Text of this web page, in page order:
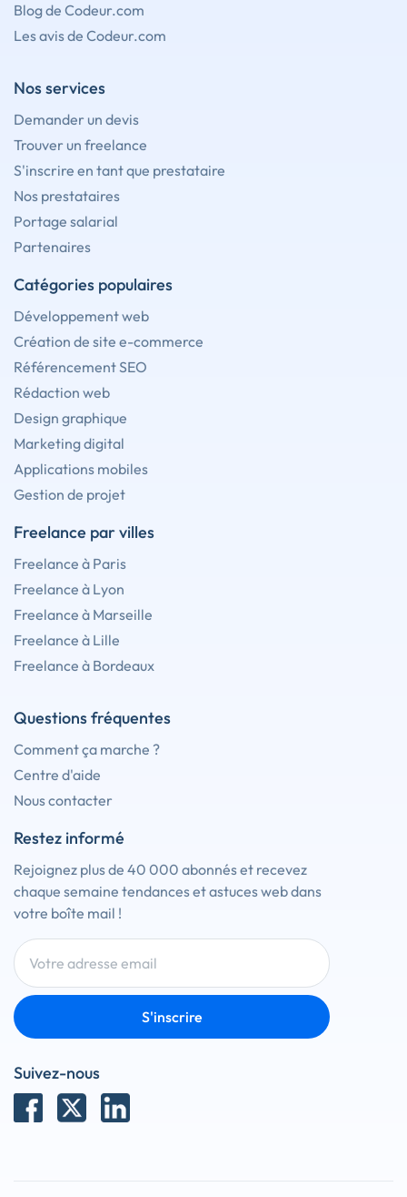
Blog de Codeur.com
Les avis de Codeur.com
Nos services
Demander un devis
Trouver un freelance
S'inscrire en tant que prestataire
Nos prestataires
Portage salarial
Partenaires
Catégories populaires
Développement web
Création de site e-commerce
Référencement SEO
Rédaction web
Design graphique
Marketing digital
Applications mobiles
Gestion de projet
Freelance par villes
Freelance à Paris
Freelance à Lyon
Freelance à Marseille
Freelance à Lille
Freelance à Bordeaux
Questions fréquentes
Comment ça marche ?
Centre d'aide
Nous contacter
Restez informé
Rejoignez plus de 40 000 abonnés et recevez
chaque semaine tendances et astuces web dans
votre boîte mail !
S'inscrire
Suivez-nous